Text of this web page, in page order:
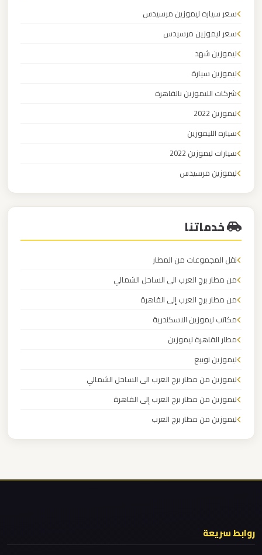
سعر سياره ليموزين مرسيدس
سعر ليموزين مرسيدس
ليموزين شهد
ليموزين سيارة
شركات الليموزين بالقاهرة
ليموزين 2022
سياره الليموزين
سيارات ليموزين 2022
ليموزين مرسيدس
مرسيدس للايجار في مصر
خدماتنا
نقل المجموعات من المطار
من مطار برج العرب الى الساحل الشمالي
من مطار برج العرب إلى القاهرة
مكاتب ليموزين الاسكندرية
مطار القاهرة ليموزين
ليموزين نويبع
ليموزين من مطار برج العرب الى الساحل الشمالي
ليموزين من مطار برج العرب إلى القاهرة
ليموزين من مطار برج العرب
ليموزين من مطار القاهرة
ليموزين من القاهرة الى مطار برج العرب
ليموزين مطار شرم الشيخ
العرب
الدولي
ليموزين
العرب
الاسكندرية
ليموزين
مطار
برج
العرب
اسكندرية
العرب
ليموزين
القاهرة
اسكندرية
القاهرة
ليموزين
روابط سريعة